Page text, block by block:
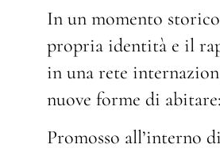
In un momento
propria identità e il
in una rete
nuove forme di
Promosso all’interno